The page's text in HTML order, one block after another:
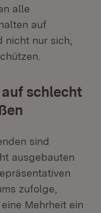
alle
auf
nur sich,
schlecht
sind
ausgebauten
zufolge,
Mehrheit ein